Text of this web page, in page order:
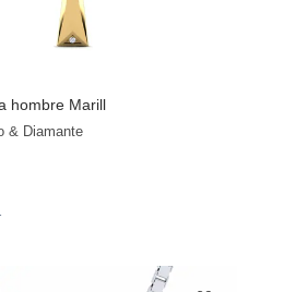
hombre Marill
& Diamante